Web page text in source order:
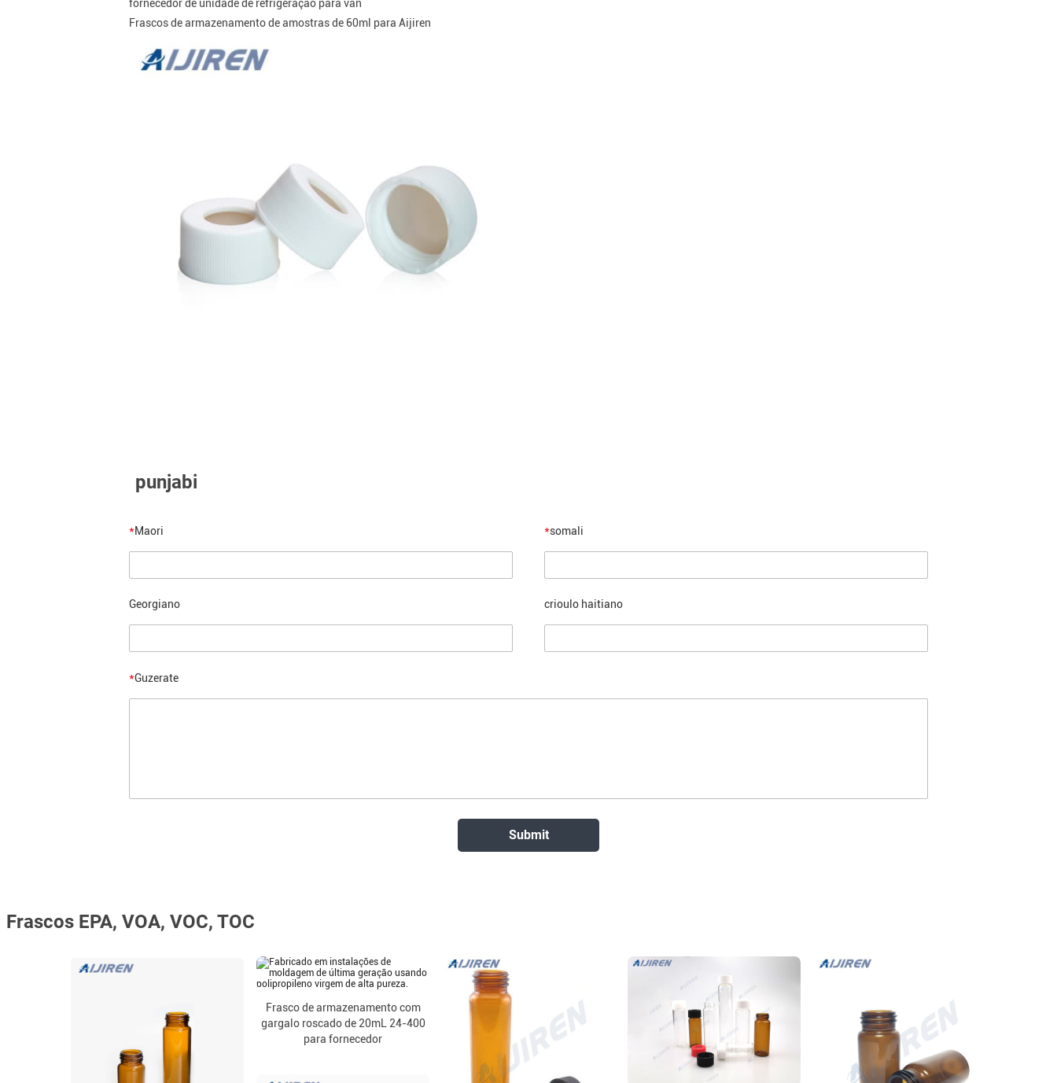
fornecedor de unidade de refrigeração para van
Frascos de armazenamento de amostras de 60ml para Aijiren
punjabi
*Maori *somali
Georgiano crioulo haitiano
*Guzerate
Frascos EPA, VOA, VOC, TOC
Frasco de armazenamento com
gargalo roscado de 20mL 24-400
para fornecedor